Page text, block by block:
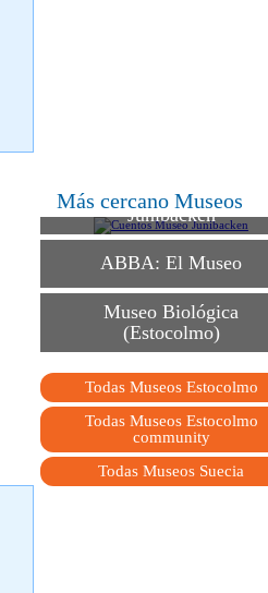
Más cercano Museos
Cuentos Museo
Junibacken
ABBA: El Museo
Museo Biológica
(Estocolmo)
Todas Museos Estocolmo
Todas Museos Estocolmo
community
Todas Museos Suecia